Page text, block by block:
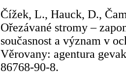
Čížek, L., Hauck, D.,
Ořezávané stromy –
současnost a význam v
Věrovany: agentura
86768-90-8.